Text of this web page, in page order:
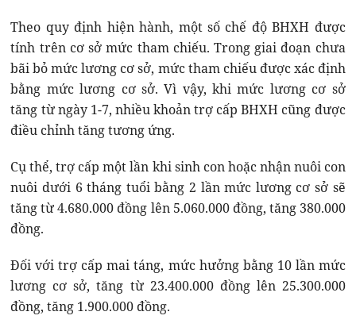
Theo quy định hiện hành, một số chế độ BHXH được
tính trên cơ sở mức tham chiếu. Trong giai đoạn chưa
bãi bỏ mức lương cơ sở, mức tham chiếu được xác định
bằng mức lương cơ sở. Vì vậy, khi mức lương cơ sở
tăng từ ngày 1-7, nhiều khoản trợ cấp BHXH cũng được
điều chỉnh tăng tương ứng.
Cụ thể, trợ cấp một lần khi sinh con hoặc nhận nuôi con
nuôi dưới 6 tháng tuổi bằng 2 lần mức lương cơ sở sẽ
tăng từ 4.680.000 đồng lên 5.060.000 đồng, tăng 380.000
đồng.
Đối với trợ cấp mai táng, mức hưởng bằng 10 lần mức
lương cơ sở, tăng từ 23.400.000 đồng lên 25.300.000
đồng, tăng 1.900.000 đồng.